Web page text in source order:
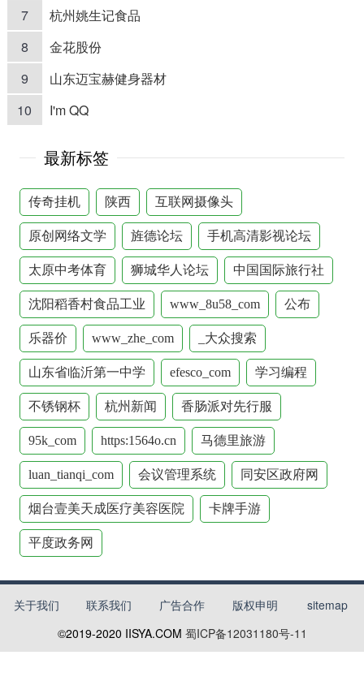
7
杭州姚生记食品
8
金花股份
9
山东迈宝赫健身器材
10
I'm QQ
最新标签
传奇挂机 陕西 互联网摄像头
原创网络文学 旌德论坛 手机高清影视论坛
太原中考体育 狮城华人论坛 中国国际旅行社
沈阳稻香村食品工业 www_8u58_com 公布
乐器价 www_zhe_com _大众搜索
山东省临沂第一中学 efesco_com 学习编程
不锈钢杯 杭州新闻 香肠派对先行服
95k_com https:1564o.cn 马德里旅游
luan_tianqi_com 会议管理系统 同安区政府网
烟台壹美天成医疗美容医院 卡牌手游
平度政务网
关于我们 联系我们 广告合作 版权申明
sitemap
©2019-2020 IISYA.COM 蜀ICP备12031180号-11